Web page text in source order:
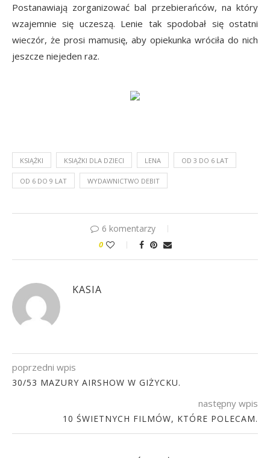
Postanawiają zorganizować bal przebierańców, na który
wzajemnie się uczeszą. Lenie tak spodobał się ostatni
wieczór, że prosi mamusię, aby opiekunka wróciła do nich
jeszcze niejeden raz.
KSIĄŻKI KSIĄŻKI DLA DZIECI LENA OD 3 DO 6 LAT
OD 6 DO 9 LAT WYDAWNICTWO DEBIT
6 komentarzy
0
KASIA
poprzedni wpis
30/53 MAZURY AIRSHOW W GIŻYCKU.
następny wpis
10 ŚWIETNYCH FILMÓW, KTÓRE POLECAM.